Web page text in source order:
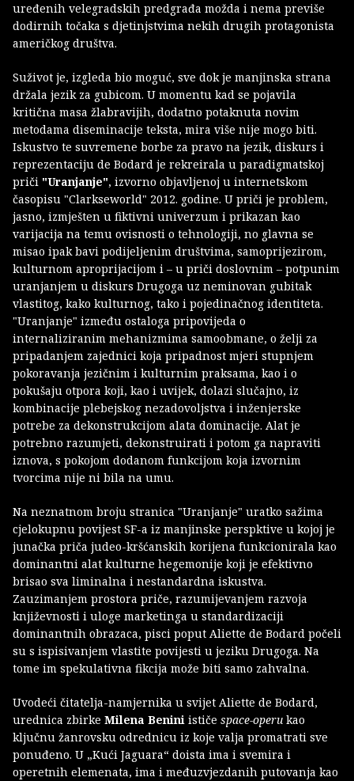
uređenih velegradskih predgrađa možda i nema previše
dodirnih točaka s djetinjstvima nekih drugih protagonista
američkog društva.
Suživot je, izgleda bio moguć, sve dok je manjinska strana
držala jezik za gubicom. U momentu kad se pojavila
kritična masa žlabravijih, dodatno potaknuta novim
metodama diseminacije teksta, mira više nije mogo biti.
Iskustvo te suvremene borbe za pravo na jezik, diskurs i
reprezentaciju de Bodard je rekreirala u paradigmatskoj
priči "Uranjanje", izvorno objavljenoj u internetskom
časopisu "Clarkseworld" 2012. godine. U priči je problem,
jasno, izmješten u fiktivni univerzum i prikazan kao
varijacija na temu ovisnosti o tehnologiji, no glavna se
misao ipak bavi podijeljenim društvima, samoprijezirom,
kulturnom aproprijacijom i – u priči doslovnim – potpunim
uranjanjem u diskurs Drugoga uz neminovan gubitak
vlastitog, kako kulturnog, tako i pojedinačnog identiteta.
"Uranjanje" između ostaloga pripovijeda o
internaliziranim mehanizmima samoobmane, o želji za
pripadanjem zajednici koja pripadnost mjeri stupnjem
pokoravanja jezičnim i kulturnim praksama, kao i o
pokušaju otpora koji, kao i uvijek, dolazi slučajno, iz
kombinacije plebejskog nezadovoljstva i inženjerske
potrebe za dekonstrukcijom alata dominacije. Alat je
potrebno razumjeti, dekonstruirati i potom ga napraviti
iznova, s pokojom dodanom funkcijom koja izvornim
tvorcima nije ni bila na umu.
Na neznatnom broju stranica "Uranjanje" uratko sažima
cjelokupnu povijest SF-a iz manjinske perspktive u kojoj je
junačka priča judeo-kršćanskih korijena funkcionirala kao
dominantni alat kulturne hegemonije koji je efektivno
brisao sva liminalna i nestandardna iskustva.
Zauzimanjem prostora priče, razumijevanjem razvoja
književnosti i uloge marketinga u standardizaciji
dominantnih obrazaca, pisci poput Aliette de Bodard počeli
su s ispisivanjem vlastite povijesti u jeziku Drugoga. Na
tome im spekulativna fikcija može biti samo zahvalna.
Uvodeći čitatelja-namjernika u svijet Aliette de Bodard,
urednica zbirke Milena Benini ističe space-operu kao
ključnu žanrovsku odrednicu iz koje valja promatrati sve
ponuđeno. U „Kući Jaguara“ doista ima i svemira i
operetnih elemenata, ima i međuzvjezdanih putovanja kao